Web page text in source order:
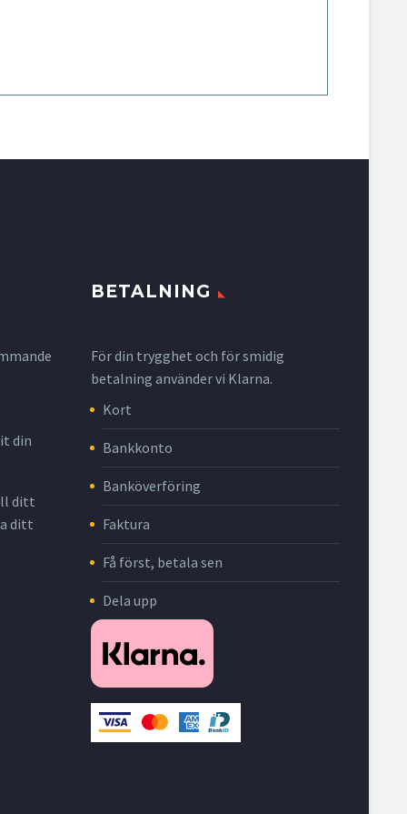
din
ditt
ditt
BETALNING
För din trygghet och för smidig
betalning använder vi Klarna.
Kort
Bankkonto
Banköverföring
Faktura
Få först, betala sen
Dela upp